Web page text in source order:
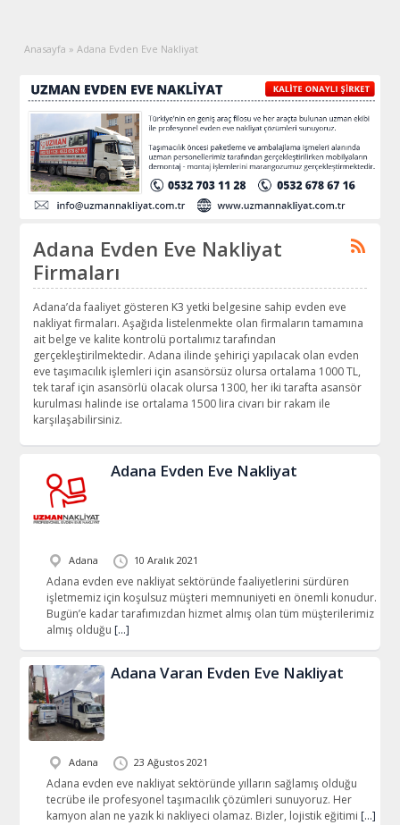
Anasayfa » Adana Evden Eve Nakliyat
Adana Evden Eve Nakliyat
Firmaları
Adana’da faaliyet gösteren K3 yetki belgesine sahip evden eve
nakliyat firmaları. Aşağıda listelenmekte olan firmaların tamamına
ait belge ve kalite kontrolü portalımız tarafından
gerçekleştirilmektedir. Adana ilinde şehiriçi yapılacak olan evden
eve taşımacılık işlemleri için asansörsüz olursa ortalama 1000 TL,
tek taraf için asansörlü olacak olursa 1300, her iki tarafta asansör
kurulması halinde ise ortalama 1500 lira civarı bir rakam ile
karşılaşabilirsiniz.
Adana Evden Eve Nakliyat
Adana 10 Aralık 2021
Adana evden eve nakliyat sektöründe faaliyetlerini sürdüren
işletmemiz için koşulsuz müşteri memnuniyeti en önemli konudur.
Bugün’e kadar tarafımızdan hizmet almış olan tüm müşterilerimiz
almış olduğu […]
Adana Varan Evden Eve Nakliyat
Adana 23 Ağustos 2021
Adana evden eve nakliyat sektöründe yılların sağlamış olduğu
tecrübe ile profesyonel taşımacılık çözümleri sunuyoruz. Her
kamyon alan ne yazık ki nakliyeci olamaz. Bizler, lojistik eğitimi […]